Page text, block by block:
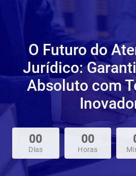
O Futuro do
Jurídico:
Absoluto com
00
Dias
00
Horas